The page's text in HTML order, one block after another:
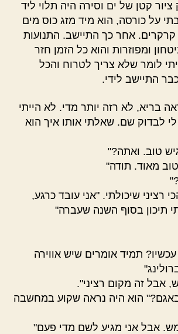
קטן של ים וסירה היה תלוי ליד
על כורסה, הוא מיד מזג כוס מים
אחר כך התיישב. התנועות
ומפוזרות והוא כל הזמן חזר
לומר שלא צריך לטרוח והכל
התיישב לידי.
בריא, לא רזה יותר מדי. לא הייתי
לבדוק שם. שאלתי אותו איך הוא
טוב. ואתה?"
מאוד. תודה"
רציני שיכולתי. "אני עובד כרגע,
תיכון בסוף השנה שעברה"
תמיד אומרים שיש אווירה
אבל זה מקום רציני".
הוא היה נראה שקוע במחשבה
אבל אני מגיע לשם מדי פעם"